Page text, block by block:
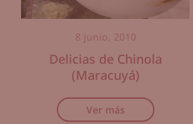
8 junio, 2010
Delicias de Chinola
(Maracuyá)
Ver más